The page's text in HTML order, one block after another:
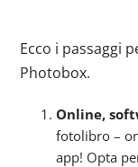
Ecco i passaggi
Photobox.
Online,
fotolibro –
app! Opta